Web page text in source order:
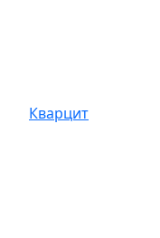
Кварцит